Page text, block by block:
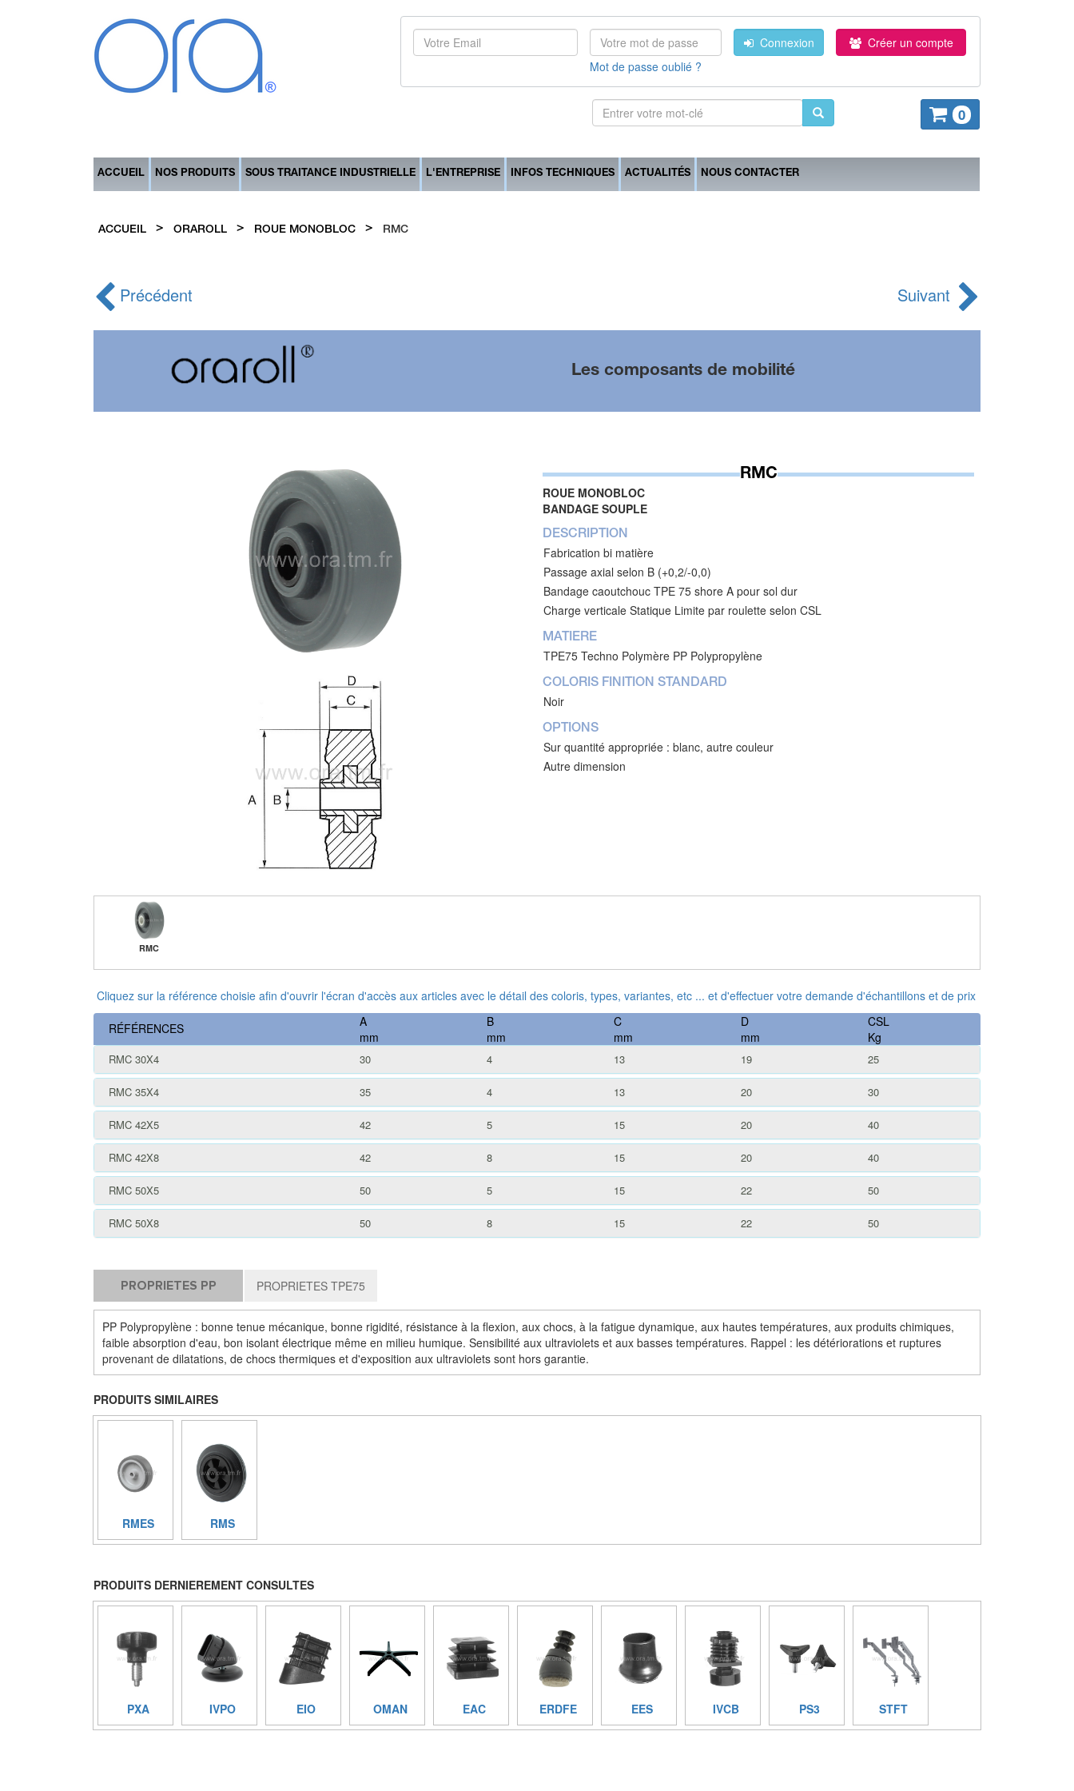
Mot de passe oublié ?
Connexion Créer un compte
0
ACCUEIL NOS PRODUITS SOUS TRAITANCE INDUSTRIELLE L'ENTREPRISE INFOS TECHNIQUES ACTUALITÉS NOUS CONTACTER
ACCUEIL > ORAROLL > ROUE MONOBLOC > RMC
Précédent Suivant
Les composants de mobilité
RMC
ROUE MONOBLOC
BANDAGE SOUPLE
DESCRIPTION
Fabrication bi matière
Passage axial selon B (+0,2/-0,0)
Bandage caoutchouc TPE 75 shore A pour sol dur
Charge verticale Statique Limite par roulette selon CSL
MATIERE
TPE75 Techno Polymère PP Polypropylène
COLORIS FINITION STANDARD
Noir
OPTIONS
Sur quantité appropriée : blanc, autre couleur
Autre dimension
RMC
Cliquez sur la référence choisie afin d'ouvrir l'écran d'accès aux articles avec le détail des coloris, types, variantes, etc ... et d'effectuer votre demande d'échantillons et de prix
RÉFÉRENCES
A
mm
B
mm
C
mm
D
mm
CSL
Kg
RMC 30X4 30 4 13 19 25
RMC 35X4 35 4 13 20 30
RMC 42X5 42 5 15 20 40
RMC 42X8 42 8 15 20 40
RMC 50X5 50 5 15 22 50
RMC 50X8 50 8 15 22 50
PROPRIETES PP PROPRIETES TPE75
PP Polypropylène : bonne tenue mécanique, bonne rigidité, résistance à la flexion, aux chocs, à la fatigue dynamique, aux hautes températures, aux produits chimiques,
faible absorption d'eau, bon isolant électrique même en milieu humique. Sensibilité aux ultraviolets et aux basses températures. Rappel : les détériorations et ruptures
provenant de dilatations, de chocs thermiques et d'exposition aux ultraviolets sont hors garantie.
PRODUITS SIMILAIRES
RMES RMS
PRODUITS DERNIEREMENT CONSULTES
PXA IVPO EIO OMAN EAC ERDFE EES IVCB PS3 STFT